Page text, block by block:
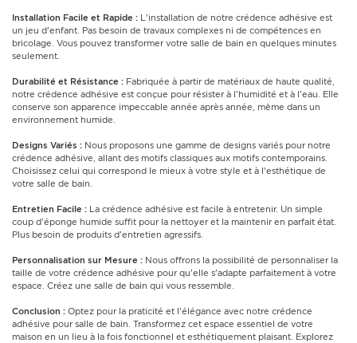
Installation Facile et Rapide : L'installation de notre crédence adhésive est
un jeu d'enfant. Pas besoin de travaux complexes ni de compétences en
bricolage. Vous pouvez transformer votre salle de bain en quelques minutes
seulement.
Durabilité et Résistance : Fabriquée à partir de matériaux de haute qualité,
notre crédence adhésive est conçue pour résister à l'humidité et à l'eau. Elle
conserve son apparence impeccable année après année, même dans un
environnement humide.
Designs Variés : Nous proposons une gamme de designs variés pour notre
crédence adhésive, allant des motifs classiques aux motifs contemporains.
Choisissez celui qui correspond le mieux à votre style et à l'esthétique de
votre salle de bain.
Entretien Facile : La crédence adhésive est facile à entretenir. Un simple
coup d'éponge humide suffit pour la nettoyer et la maintenir en parfait état.
Plus besoin de produits d'entretien agressifs.
Personnalisation sur Mesure : Nous offrons la possibilité de personnaliser la
taille de votre crédence adhésive pour qu'elle s'adapte parfaitement à votre
espace. Créez une salle de bain qui vous ressemble.
Conclusion : Optez pour la praticité et l'élégance avec notre crédence
adhésive pour salle de bain. Transformez cet espace essentiel de votre
maison en un lieu à la fois fonctionnel et esthétiquement plaisant. Explorez